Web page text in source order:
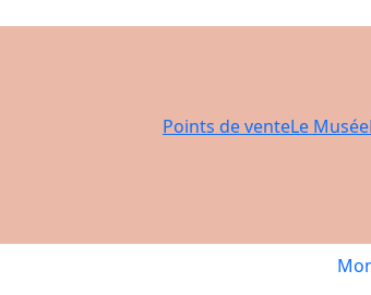
Points de venteLe Musée